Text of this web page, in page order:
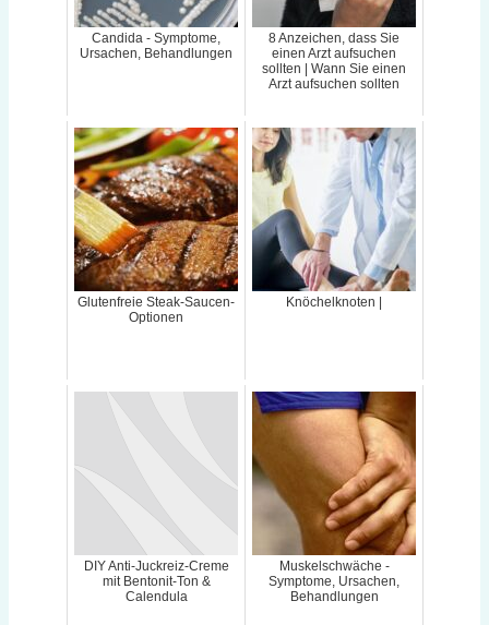
Candida - Symptome,
Ursachen, Behandlungen
8 Anzeichen, dass Sie
einen Arzt aufsuchen
sollten | Wann Sie einen
Arzt aufsuchen sollten
Glutenfreie Steak-Saucen-
Optionen
Knöchelknoten |
DIY Anti-Juckreiz-Creme
mit Bentonit-Ton &
Calendula
Muskelschwäche -
Symptome, Ursachen,
Behandlungen